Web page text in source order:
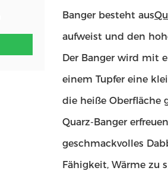
Banger besteht aus
aufweist und den
Der Banger wird mit
einem Tupfer eine
die heiße Oberfläche
Quarz-Banger
geschmackvolles
Fähigkeit, Wärme zu